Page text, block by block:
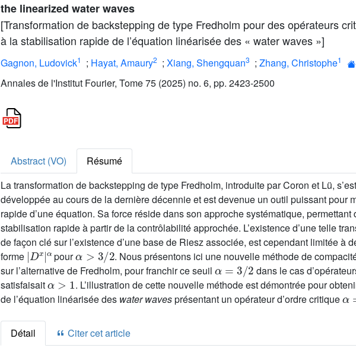
the linearized water waves
[Transformation de backstepping de type Fredholm pour des opérateurs
à la stabilisation rapide de l’équation linéarisée des « water waves »]
Gagnon, Ludovick1 ; Hayat, Amaury2 ; Xiang, Shengquan3 ; Zhang, Christophe1
Annales de l'Institut Fourier, Tome 75 (2025) no. 6, pp. 2423-2500
Abstract (VO)
Résumé
La transformation de backstepping de type Fredholm, introduite par Coron et Lü,
développée au cours de la dernière décennie et est devenue un outil puissant pour
rapide d’une équation. Sa force réside dans son approche systématique, permettant
stabilisation rapide à partir de la contrôlabilité approchée. L’existence d’une telle
de façon clé sur l’existence d’une base de Riesz associée, est cependant limitée à
forme
|Dx|
α
pour
α>3/2
. Nous présentons ici une nouvelle méthode de
sur l’alternative de Fredholm, pour franchir ce seuil
α=3/2
dans le cas
satisfaisait
α>1
. L’illustration de cette nouvelle méthode est démontrée pour
de l’équation linéarisée des water wavesprésentant un opérateur d’ordre critique
α
Détail
Citer cet article